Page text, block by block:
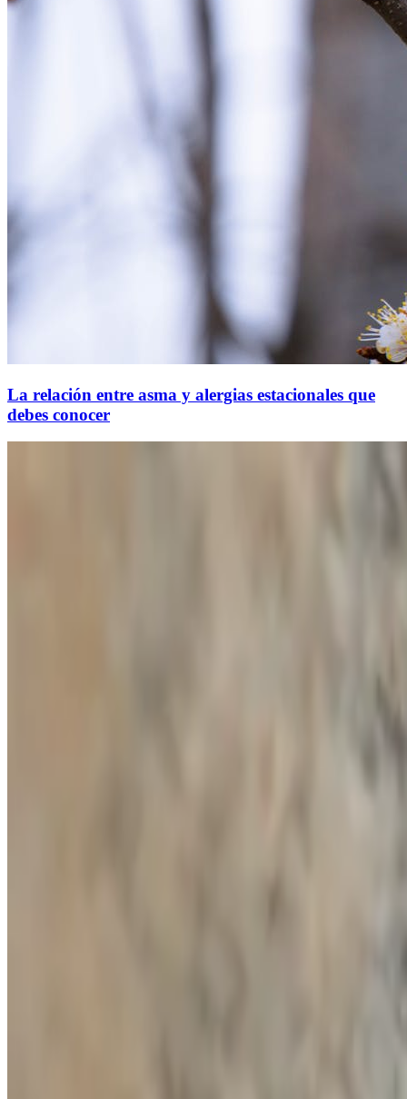
La relación entre asma y alergias estacionales que
debes conocer